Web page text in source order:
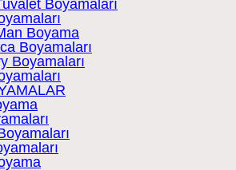
Boyamaları
Boyama
Boyamaları
Boyamaları